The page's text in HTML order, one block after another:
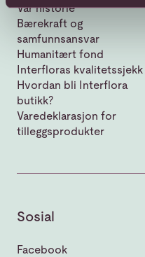
Vår historie
Bærekraft og
samfunnsansvar
Humanitært fond
Interfloras kvalitetssjekk
Hvordan bli Interflora
butikk?
Varedeklarasjon for
tilleggsprodukter
Sosial
Facebook